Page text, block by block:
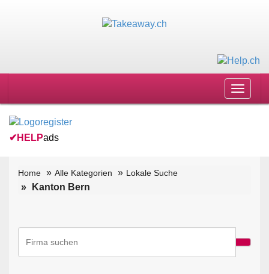
Toggle
✔ HELPads
Home Alle Kategorien Lokale Suche
Kanton Bern